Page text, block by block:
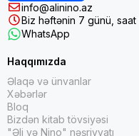
info@alinino.az
Biz həftənin 7 günü,
WhatsApp
Haqqımızda
Əlaqə və ünvanlar
Xəbərlər
Bloq
Bizdən kitab tövsiyəsi
"Əli və Nino" nəşriyyatı